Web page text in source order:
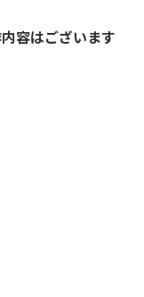
容はございます